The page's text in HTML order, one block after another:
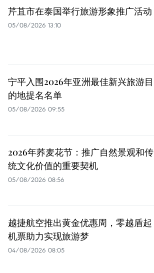
芹苴市在泰国举行旅游形象推广活动
05/08/2026 13:10
宁平入围2026年亚洲最佳新兴旅游目
的地提名名单
05/08/2026 09:55
2026年荞麦花节：推广自然景观和传
统文化价值的重要契机
05/08/2026 08:56
越捷航空推出黄金优惠周，零越盾起
机票助力实现旅游梦
04/08/2026 08:05